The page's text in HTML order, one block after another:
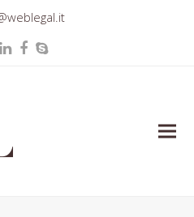
LinkedIn
Facebook
Skype